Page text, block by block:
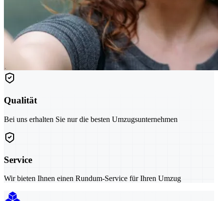
Qualität
Bei uns erhalten Sie nur die besten Umzugsunternehmen
Service
Wir bieten Ihnen einen Rundum-Service für Ihren Umzug